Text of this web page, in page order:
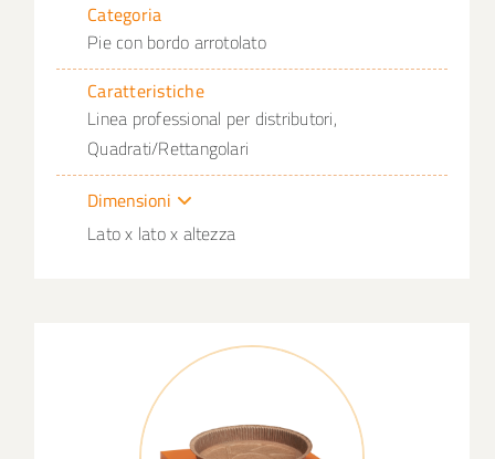
Categoria
Pie con bordo arrotolato
Caratteristiche
Linea professional per distributori,
Quadrati/Rettangolari
Dimensioni
Lato x lato x altezza